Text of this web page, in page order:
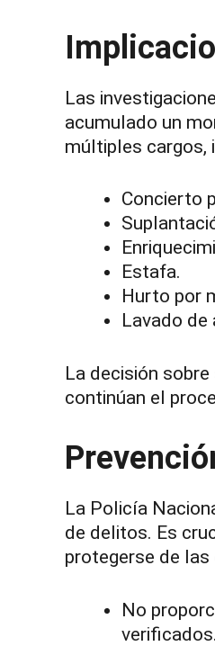
Las
acumulado un
múltiples cargos,
Concierto
Estafa.
Hurto por
Lavado de
La decisión
continúan el
La Policía
de delitos. Es
protegerse de
No
verificados.